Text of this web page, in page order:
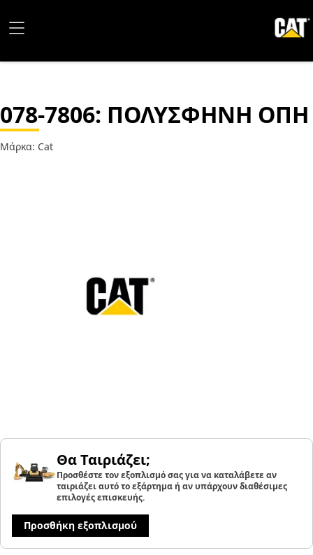
078-7806: ΠΟΛΥΣΦΗΝΗ ΟΠΗ
Μάρκα: Cat
Θα Ταιριάζει;
Προσθέστε τον εξοπλισμό σας για να καταλάβετε αν
ταιριάζει αυτό το εξάρτημα ή αν υπάρχουν διαθέσιμες
επιλογές επισκευής.
Προσθήκη εξοπλισμού